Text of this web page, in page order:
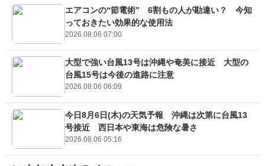
エアコンの“節電術” 6割もの人が勘違い？ 今知
っておきたい効果的な使用法
2026.08.06 07:00
大型で強い台風13号は沖縄や奄美に接近 大型の
台風15号は今後の進路に注意
2026.08.06 06:09
今日8月6日(木)の天気予報 沖縄は次第に台風13
号接近 西日本や東海は危険な暑さ
2026.08.06 05:16